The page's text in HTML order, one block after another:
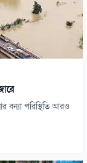
বন্যা পরিস্থিতি আরও